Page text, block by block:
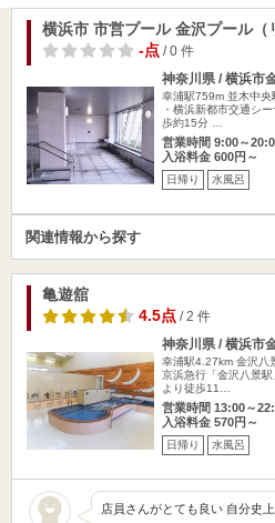
横浜市 市営プール 金沢プール（
-点/ 0 件
神奈川県 / 横浜市
幸浦駅759m 並木中央
・横浜新都市交通シ
歩約15分 …
営業時間 9:00～
入浴料金 600円～
日帰り 水風呂
関連情報から探す
亀遊舘
4.5点/ 2 件
神奈川県 / 横浜市
幸浦駅4.27km 金沢八
京浜急行「金沢八景駅
より徒歩11…
営業時間 13:00～
入浴料金 570円～
日帰り 水風呂
店員さんがとても良い 自分史